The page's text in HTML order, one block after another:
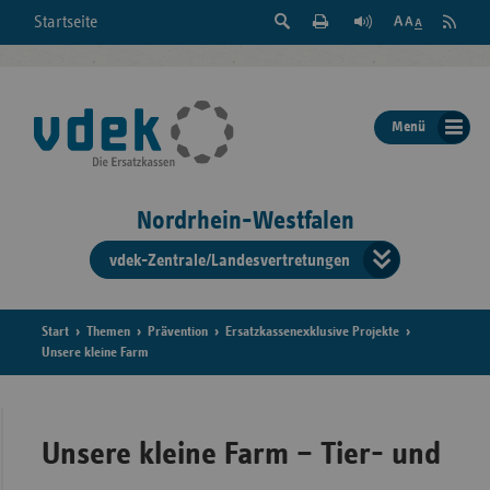
Startseite
Suche
der
Seite
Feed
Menü
Nordrhein-Westfalen
vdek-Zentrale/Landesvertretungen
der
Start Themen Prävention
Ersatzkassenexklusive Projekte
Unsere kleine Farm
Unsere kleine Farm – Tier- und